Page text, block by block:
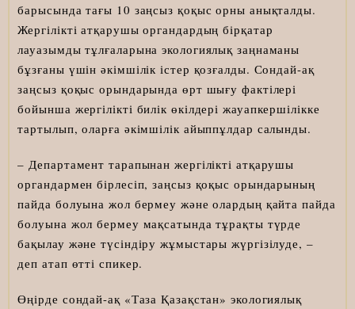
барысында тағы 10 заңсыз қоқыс орны анықталды.
Жергілікті атқарушы органдардың бірқатар
лауазымды тұлғаларына экологиялық заңнаманы
бұзғаны үшін әкімшілік істер қозғалды. Сондай-ақ
заңсыз қоқыс орындарында өрт шығу фактілері
бойынша жергілікті билік өкілдері жауапкершілікке
тартылып, оларға әкімшілік айыппұлдар салынды.
– Департамент тарапынан жергілікті атқарушы
органдармен бірлесіп, заңсыз қоқыс орындарының
пайда болуына жол бермеу және олардың қайта пайда
болуына жол бермеу мақсатында тұрақты түрде
бақылау және түсіндіру жұмыстары жүргізілуде, –
деп атап өтті спикер.
Өңірде сондай-ақ «Таза Қазақстан» экологиялық